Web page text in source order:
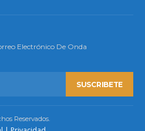
Electrónico De Onda
SUSCRIBETE
Reservados.